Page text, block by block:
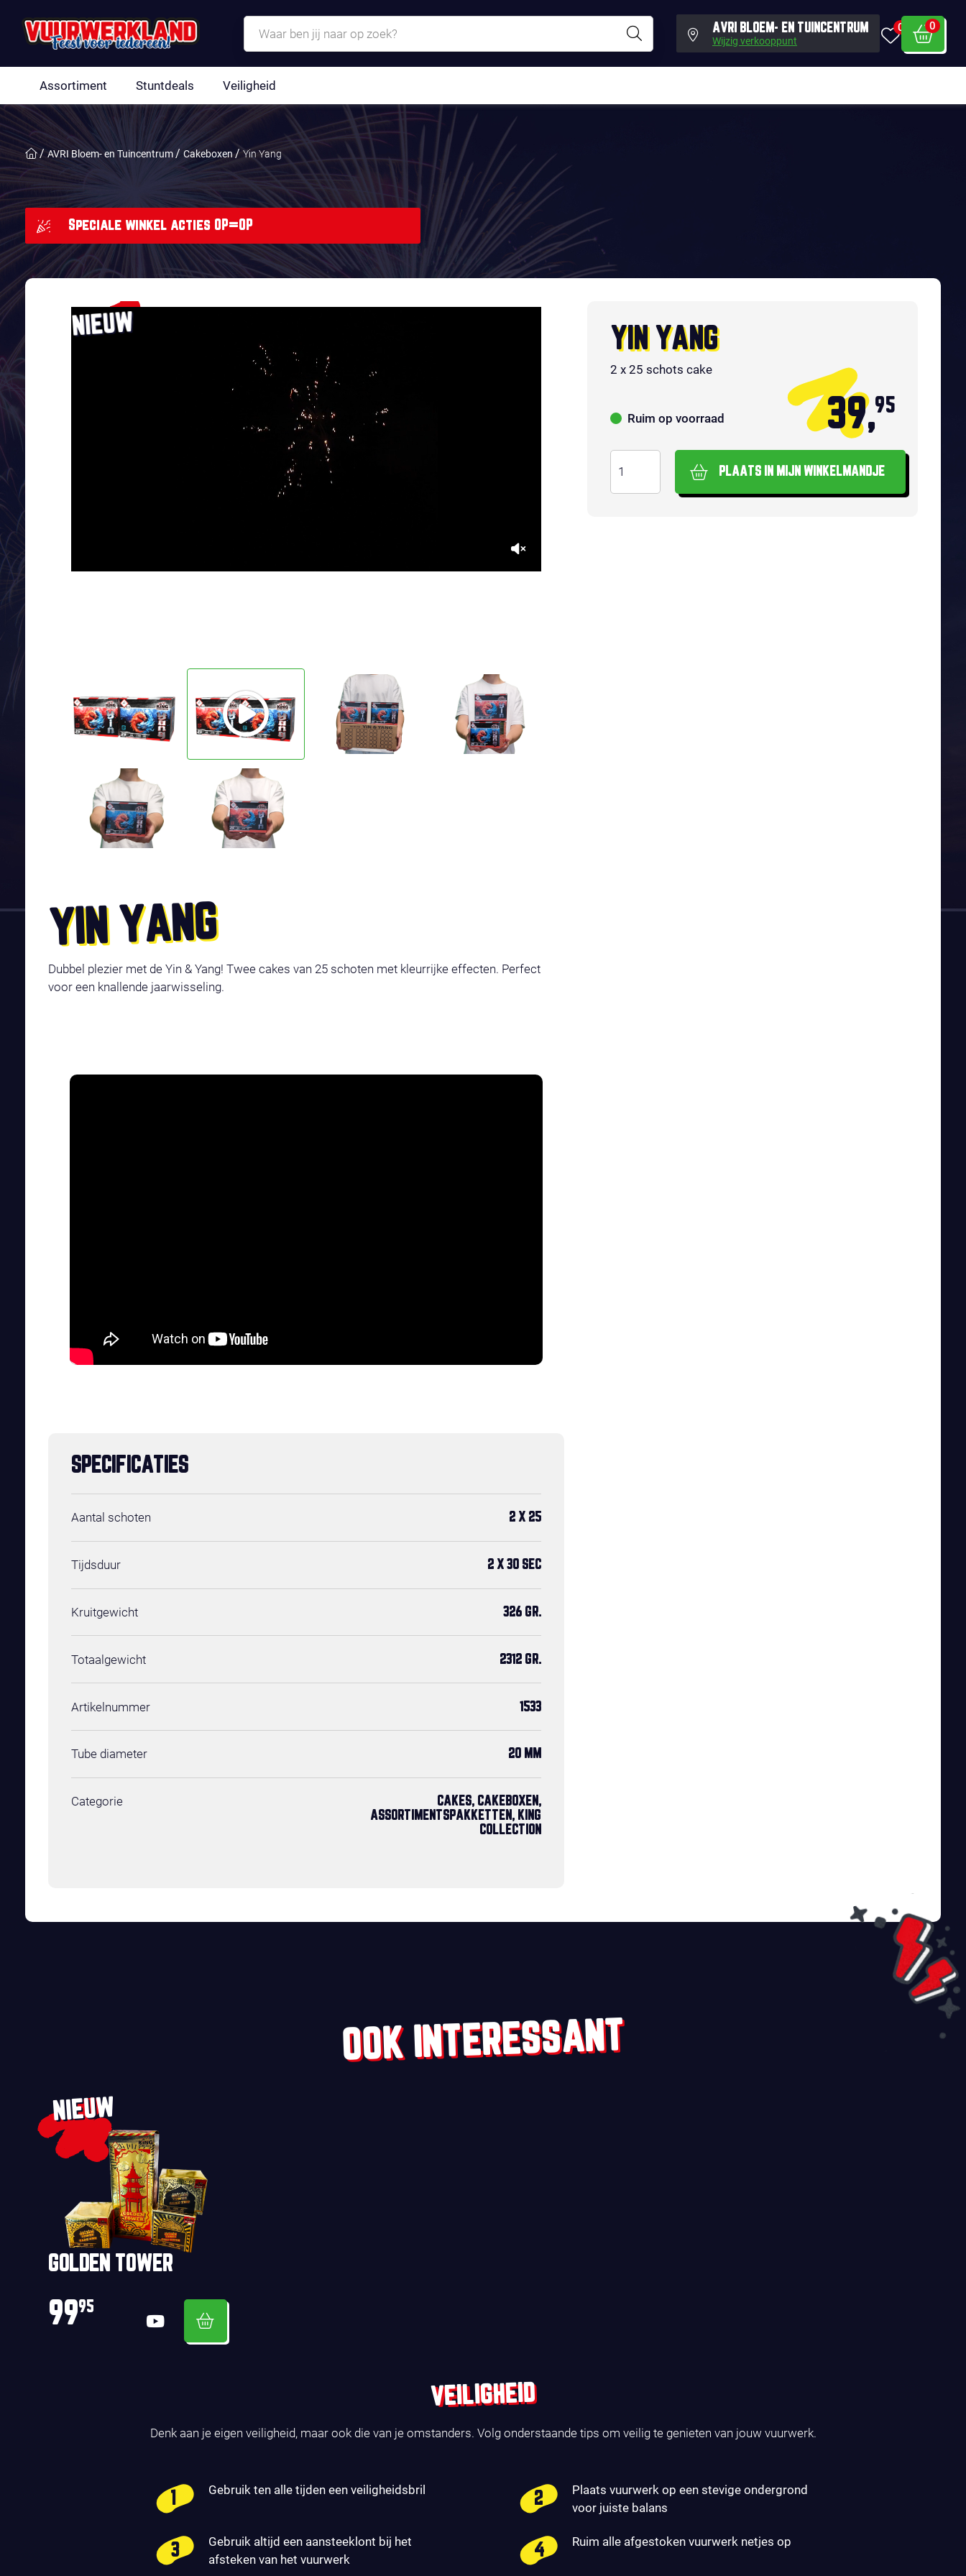
AVRI BLOEM- EN TUINCENTRUM
Wijzig verkooppunt
0 0
Assortiment Stuntdeals Veiligheid
AVRI Bloem- en Tuincentrum Cakeboxen Yin Yang
Speciale winkel acties OP=OP
NIEUW
YIN YANG
Dubbel plezier met de Yin & Yang! Twee cakes van 25 schoten met kleurrijke effecten. Perfect
voor een knallende jaarwisseling.
YIN YANG
2 x 25 schots cake
Ruim op voorraad 39,95
PLAATS IN MIJN WINKELMANDJE
SPECIFICATIES
Aantal schoten 2 X 25
Tijdsduur 2 X 30 SEC
Kruitgewicht 326 GR.
Totaalgewicht 2312 GR.
Artikelnummer 1533
Tube diameter 20 MM
Categorie
CAKES, CAKEBOXEN,
ASSORTIMENTSPAKKETTEN, KING
COLLECTION
OOK INTERESSANT
NIEUW
GOLDEN TOWER
9995
VEILIGHEID
Denk aan je eigen veiligheid, maar ook die van je omstanders. Volg onderstaande tips om veilig te genieten van jouw vuurwerk.
Gebruik ten alle tijden een veiligheidsbril
Plaats vuurwerk op een stevige ondergrond
voor juiste balans
Gebruik altijd een aansteeklont bij het
afsteken van het vuurwerk
Ruim alle afgestoken vuurwerk netjes op